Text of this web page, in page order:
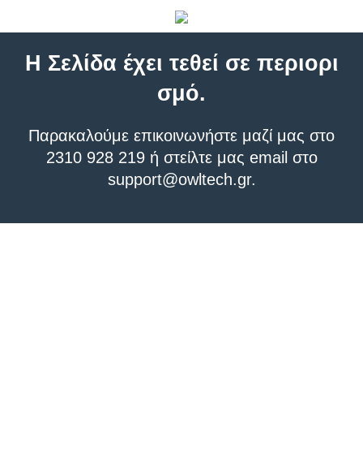
Η Σελίδα έχει τεθεί σε περιορι
σμό.
Παρακαλούμε επικοινωνήστε μαζί μας στο
2310 928 219 ή στείλτε μας email στο
support@owltech.gr.